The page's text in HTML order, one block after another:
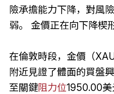
險承擔能力下降，對風
弱。 金價正在向下降楔
在倫敦時段，金價（
附近見證了體面的買盤
至關鍵阻力位1950.00